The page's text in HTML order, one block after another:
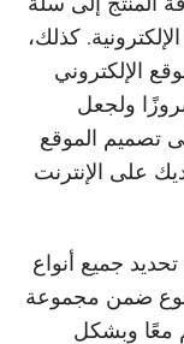
كذلك،
الإلكتروني
ولجعل
تصميم الموقع
على الإنترنت
جميع أنواع
نوع ضمن مجموعة
معًا وبشكل